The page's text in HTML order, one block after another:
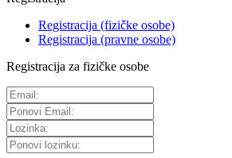
Registracija (fizičke osobe)
Registracija (pravne osobe)
Registracija za fizičke osobe